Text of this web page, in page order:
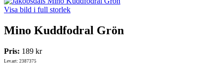
Visa bild i full storlek
Mino Kuddfodral Grön
Pris: 189 kr
Lev.art: 2387375